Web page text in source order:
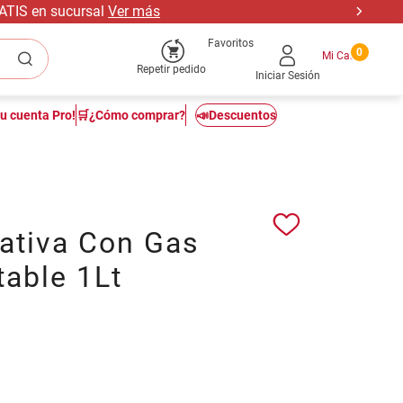
en sucursal Ver más
Repetir pedido
Favoritos
Iniciar Sesión
0
cuenta Pro! 🛒¿Cómo comprar? 📣Descuentos
Con Gas
1Lt